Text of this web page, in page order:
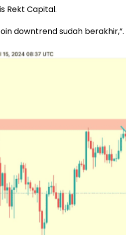
Rekt Capital.
downtrend sudah berakhir,”.